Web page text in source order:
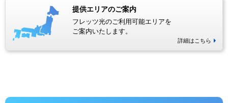
提供エリアのご案内
フレッツ光のご利用可能エリアを
ご案内いたします。
詳細はこちら